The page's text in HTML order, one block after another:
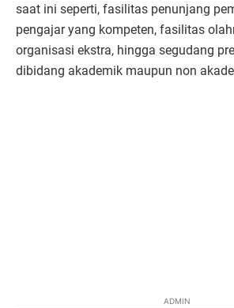
saat ini seperti, fasilitas penunjang
pengajar yang kompeten, fasilitas
organisasi ekstra, hingga segudang
dibidang akademik maupun non
ADMIN